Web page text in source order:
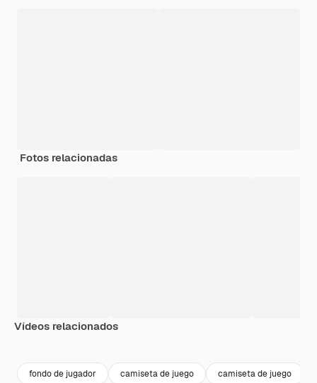
Fotos relacionadas
Vídeos relacionados
fondo de jugador camiseta de juego camiseta de juego